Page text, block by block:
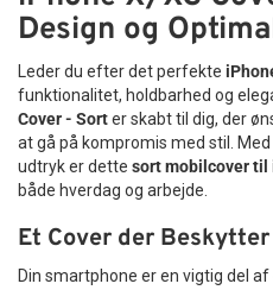
Design og
Leder du efter det perfekte
funktionalitet, holdbarhed og
Cover - Sorter skabt til dig, der
at gå på kompromis med stil.
udtryk er dette sort mobilcover til
både hverdag og arbejde.
Et Cover der
Din smartphone er en vigtig del